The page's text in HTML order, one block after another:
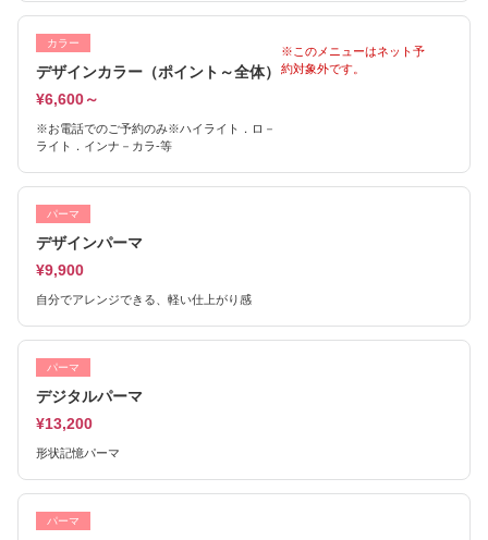
カラー
デザインカラー（ポイント～全体）
¥6,600～
※お電話でのご予約のみ※ハイライト．ロ－
ライト．インナ－カラ-等
※このメニューはネット予
約対象外です。
パーマ
デザインパーマ
¥9,900
自分でアレンジできる、軽い仕上がり感
パーマ
デジタルパーマ
¥13,200
形状記憶パーマ
パーマ